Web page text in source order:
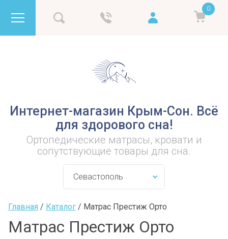
0
Интернет-магазин Крым-Сон. Всё
для здорового сна!
Ортопедические матрасы, кровати и
сопутствующие товары для сна.
Главная / Каталог / Матрас Престиж Орто
Матрас Престиж Орто